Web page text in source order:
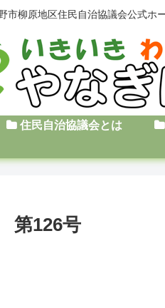
市柳原地区住民自治協議会公式ホ
住民自治協議会とは
第126号